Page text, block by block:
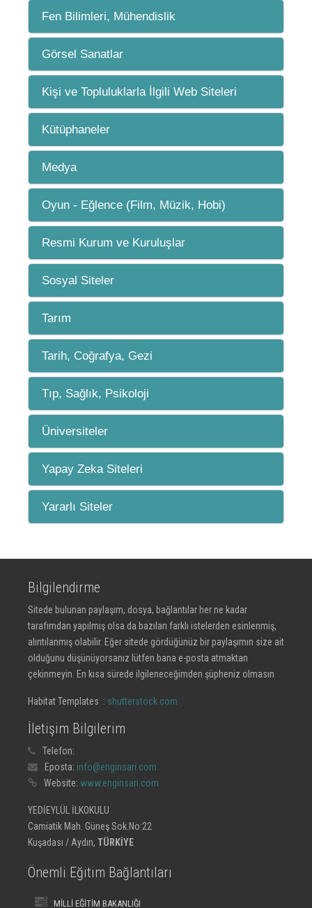
Fen Bilimleri, Mühendislik
Görsel Sanatlar
Kişi ve Topluluklarla İlgili Web Siteleri
Kütüphaneler
Medya
Oyun - Eğlence (Film, Müzik, Hobi)
Resmi Kurum ve Kuruluşlar
Sosyal Siteler
Tarım
Tarih, Coğrafya, Gezi
Tıp, Sağlık, Psikoloji
Üniversiteler
Yapay Zeka Siteleri
Yararlı Siteler
Bilgilendirme
Sitede bulunan paylaşım, dosya, bağlantılar her ne kadar
tarafımdan yapılmış olsa da bazıları farklı istelerden esinlenmiş,
alıntılanmış olabilir. Eğer sitede gördüğünüz bir paylaşımın size ait
olduğunu düşünüyorsanız lütfen bana e-posta atmaktan
çekinmeyin. En kısa sürede ilgileneceğimden şüpheniz olmasın
Habitat Templates : shutterstock.com
İletişim Bilgilerim
Telefon:
Eposta: info@enginsari.com
Website: www.enginsari.com
YEDİEYLÜL İLKOKULU
Camiatik Mah. Güneş Sok.No:22
Kuşadası / Aydın, TÜRKİYE
Önemli Eğitim Bağlantıları
MİLLİ EĞİTİM BAKANLIĞI